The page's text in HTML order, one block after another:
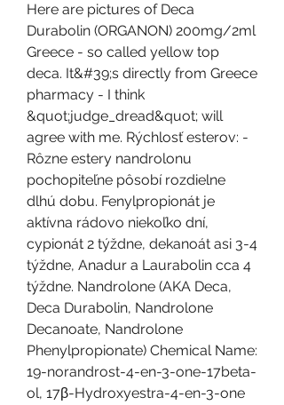
Here are pictures of Deca
Durabolin (ORGANON) 200mg/2ml
Greece - so called yellow top
deca. It&#39;s directly from Greece
pharmacy - I think
&quot;judge_dread&quot; will
agree with me. Rýchlosť esterov: -
Rôzne estery nandrolonu
pochopiteľne pôsobí rozdielne
dlhú dobu. Fenylpropionát je
aktívna rádovo niekoľko dní,
cypionát 2 týždne, dekanoát asi 3-4
týždne, Anadur a Laurabolin cca 4
týždne. Nandrolone (AKA Deca,
Deca Durabolin, Nandrolone
Decanoate, Nandrolone
Phenylpropionate) Chemical Name:
19-norandrost-4-en-3-one-17beta-
ol, 17β-Hydroxyestra-4-en-3-one